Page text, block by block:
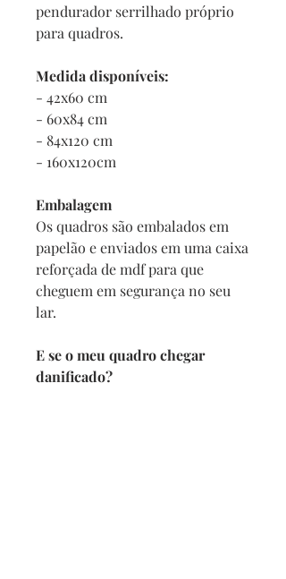
pendurador serrilhado próprio
para quadros.
Medida disponíveis:
- 42x60 cm
- 60x84 cm
- 84x120 cm
- 160x120cm
Embalagem
Os quadros são embalados em
papelão e enviados em uma caixa
reforçada de mdf para que
cheguem em segurança no seu
lar.
E se o meu quadro chegar
danificado?